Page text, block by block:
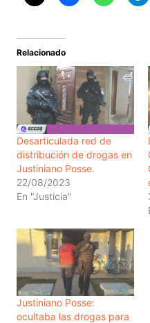
Relacionado
Desarticulada red de
distribución de drogas en
Justiniano Posse.
22/08/2023
En "Justicia"
Justiniano Posse:
ocultaba las drogas para